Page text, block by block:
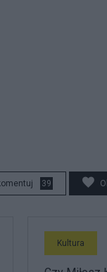
39
Kultura